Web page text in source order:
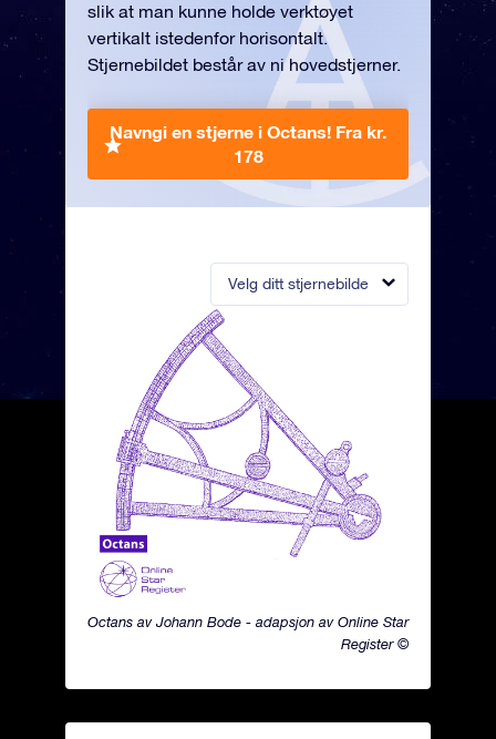
Velg ditt stjernebilde
Octans av Johann Bode - adapsjon av Online Star
Register ©
slik at man kunne holde verktøyet
vertikalt istedenfor horisontalt.
Stjernebildet består av ni hovedstjerner.
Navngi en stjerne i Octans! Fra kr.
178